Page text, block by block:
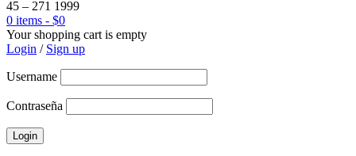
45 – 271 1999
0 items - $0
Your shopping cart is empty
Login / Sign up
Username
Contraseña